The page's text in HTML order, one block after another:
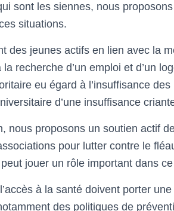
sont les siennes, nous
situations.
des jeunes actifs en lien avec la
recherche d’un emploi et d’un
eu égard à l’insuffisance
d’une insuffisance
nous proposons un soutien actif
pour lutter contre le
jouer un rôle important dans
à la santé doivent porter
des politiques de